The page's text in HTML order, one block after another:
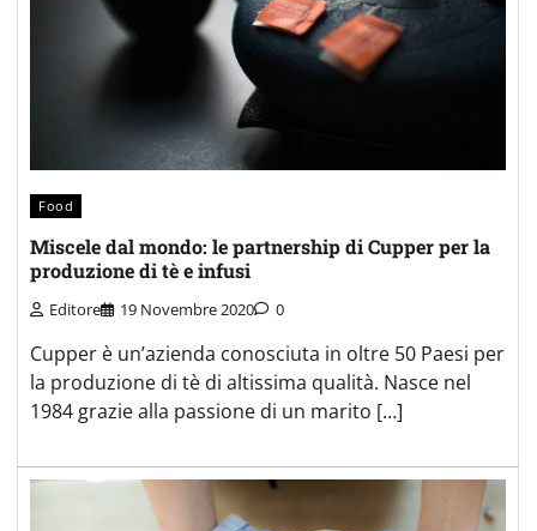
Food
Miscele dal mondo: le partnership di Cupper per la
produzione di tè e infusi
Editore 19 Novembre 2020 0
Cupper è un’azienda conosciuta in oltre 50 Paesi per
la produzione di tè di altissima qualità. Nasce nel
1984 grazie alla passione di un marito […]